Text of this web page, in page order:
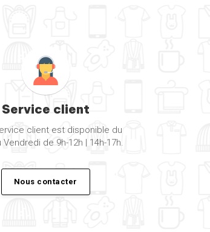
Service client
client est disponible du
Vendredi de 9h-12h | 14h-17h.
Nous contacter